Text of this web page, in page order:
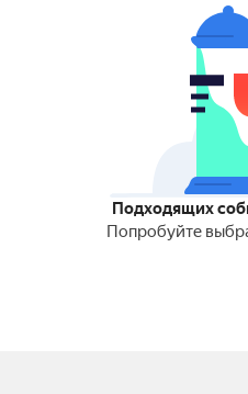
Подходящих
Попробуйте